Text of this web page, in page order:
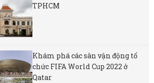
TPHCM
Khám phá các sân vận động tổ
chức FIFA World Cup 2022 ở
Qatar